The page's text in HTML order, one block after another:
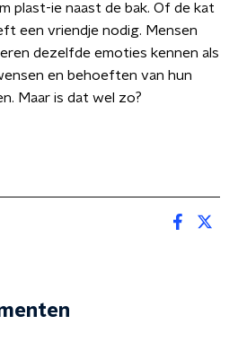
plast-ie naast de bak. Of de kat
een vriendje nodig. Mensen
dezelfde emoties kennen als
en behoeften van hun
Maar is dat wel zo?